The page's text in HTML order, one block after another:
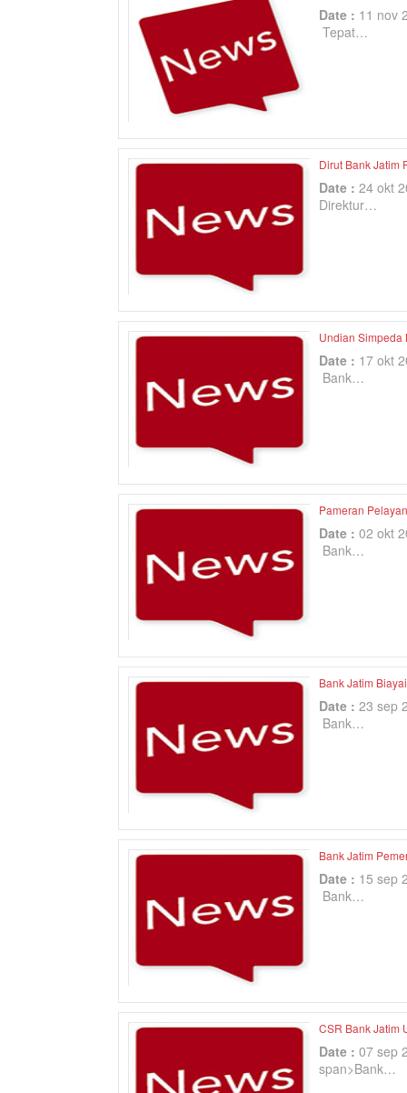
Date : 11 nov
Tepat…
Dirut Bank Jatim
Date : 24 okt
Direktur…
Undian Simpeda
Date : 17 okt
Bank…
Pameran
Date : 02 okt
Bank…
Bank Jatim
Date : 23 sep
Bank…
Bank Jatim
Date : 15 sep
Bank…
CSR Bank Jatim
Date : 07 sep
span>Bank…